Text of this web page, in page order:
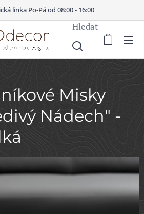
linka Po-Pá od 08:00 - 16:00
Hledat
Misky
Nádech" -